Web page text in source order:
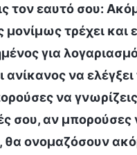
τον εαυτό σου:
τρέχει και
για
ανίκανος να
να γνωρίζεις
σου, αν μπορούσες
θα ονομαζόσουν